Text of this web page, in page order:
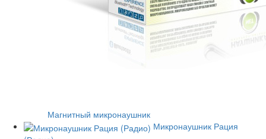
Магнитный микронаушник
Микронаушник Рация